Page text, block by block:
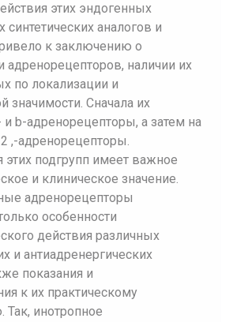
этих эндогенных
синтетических аналогов и
к заключению о
адренорецепторов, наличии их
по локализации и
значимости. Сначала их
и b-адренорецепторы, а затем на
,-адренорецепторы.
подгрупп имеет важное
и клиническое значение.
адренорецепторы
особенности
действия различных
и антиадренергических
показания и
к их практическому
Так, инотропное